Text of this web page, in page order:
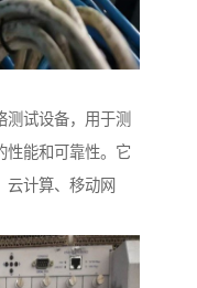
测试设备，用于测
性能和可靠性。它
云计算、移动网